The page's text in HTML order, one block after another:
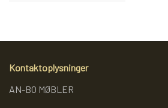
Kontaktoplysninger
AN-BO MØBLER